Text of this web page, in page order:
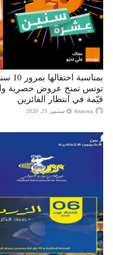
تونس تمنح عروض حصرية
قيّمة في انتظار الفائزين
Attayma سبتمبر 21, 2020